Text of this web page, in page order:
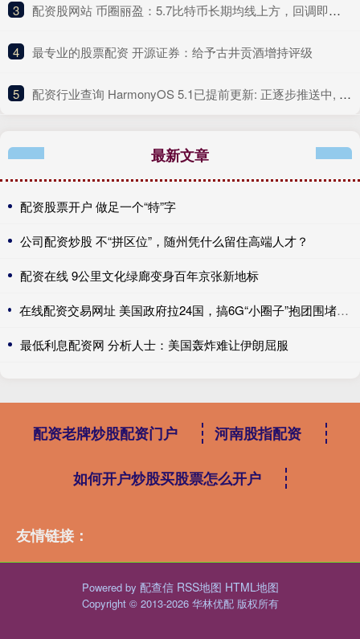
3 ​配资股网站 币圈丽盈：5.7比特币长期均线上方，回调即是买入机会！以太坊4小时连阴下跌，谨防主力诱多陷阱！最新行情分析_趋势_盘口_市场
4 ​最专业的股票配资 开源证券：给予古井贡酒增持评级
5 ​配资行业查询 HarmonyOS 5.1已提前更新: 正逐步推送中, 你收到了吗?
最新文章
配资股票开户 做足一个“特”字
公司配资炒股 不“拼区位”，随州凭什么留住高端人才？
配资在线 9公里文化绿廊变身百年京张新地标
在线配资交易网址 美国政府拉24国，搞6G“小圈子”抱团围堵，结果中国这张牌却先亮了！
最低利息配资网 分析人士：美国轰炸难让伊朗屈服
配资老牌炒股配资门户 河南股指配资
如何开户炒股买股票怎么开户
友情链接：
Powered by 配查信 RSS地图 HTML地图
Copyright © 2013-2026 华林优配 版权所有